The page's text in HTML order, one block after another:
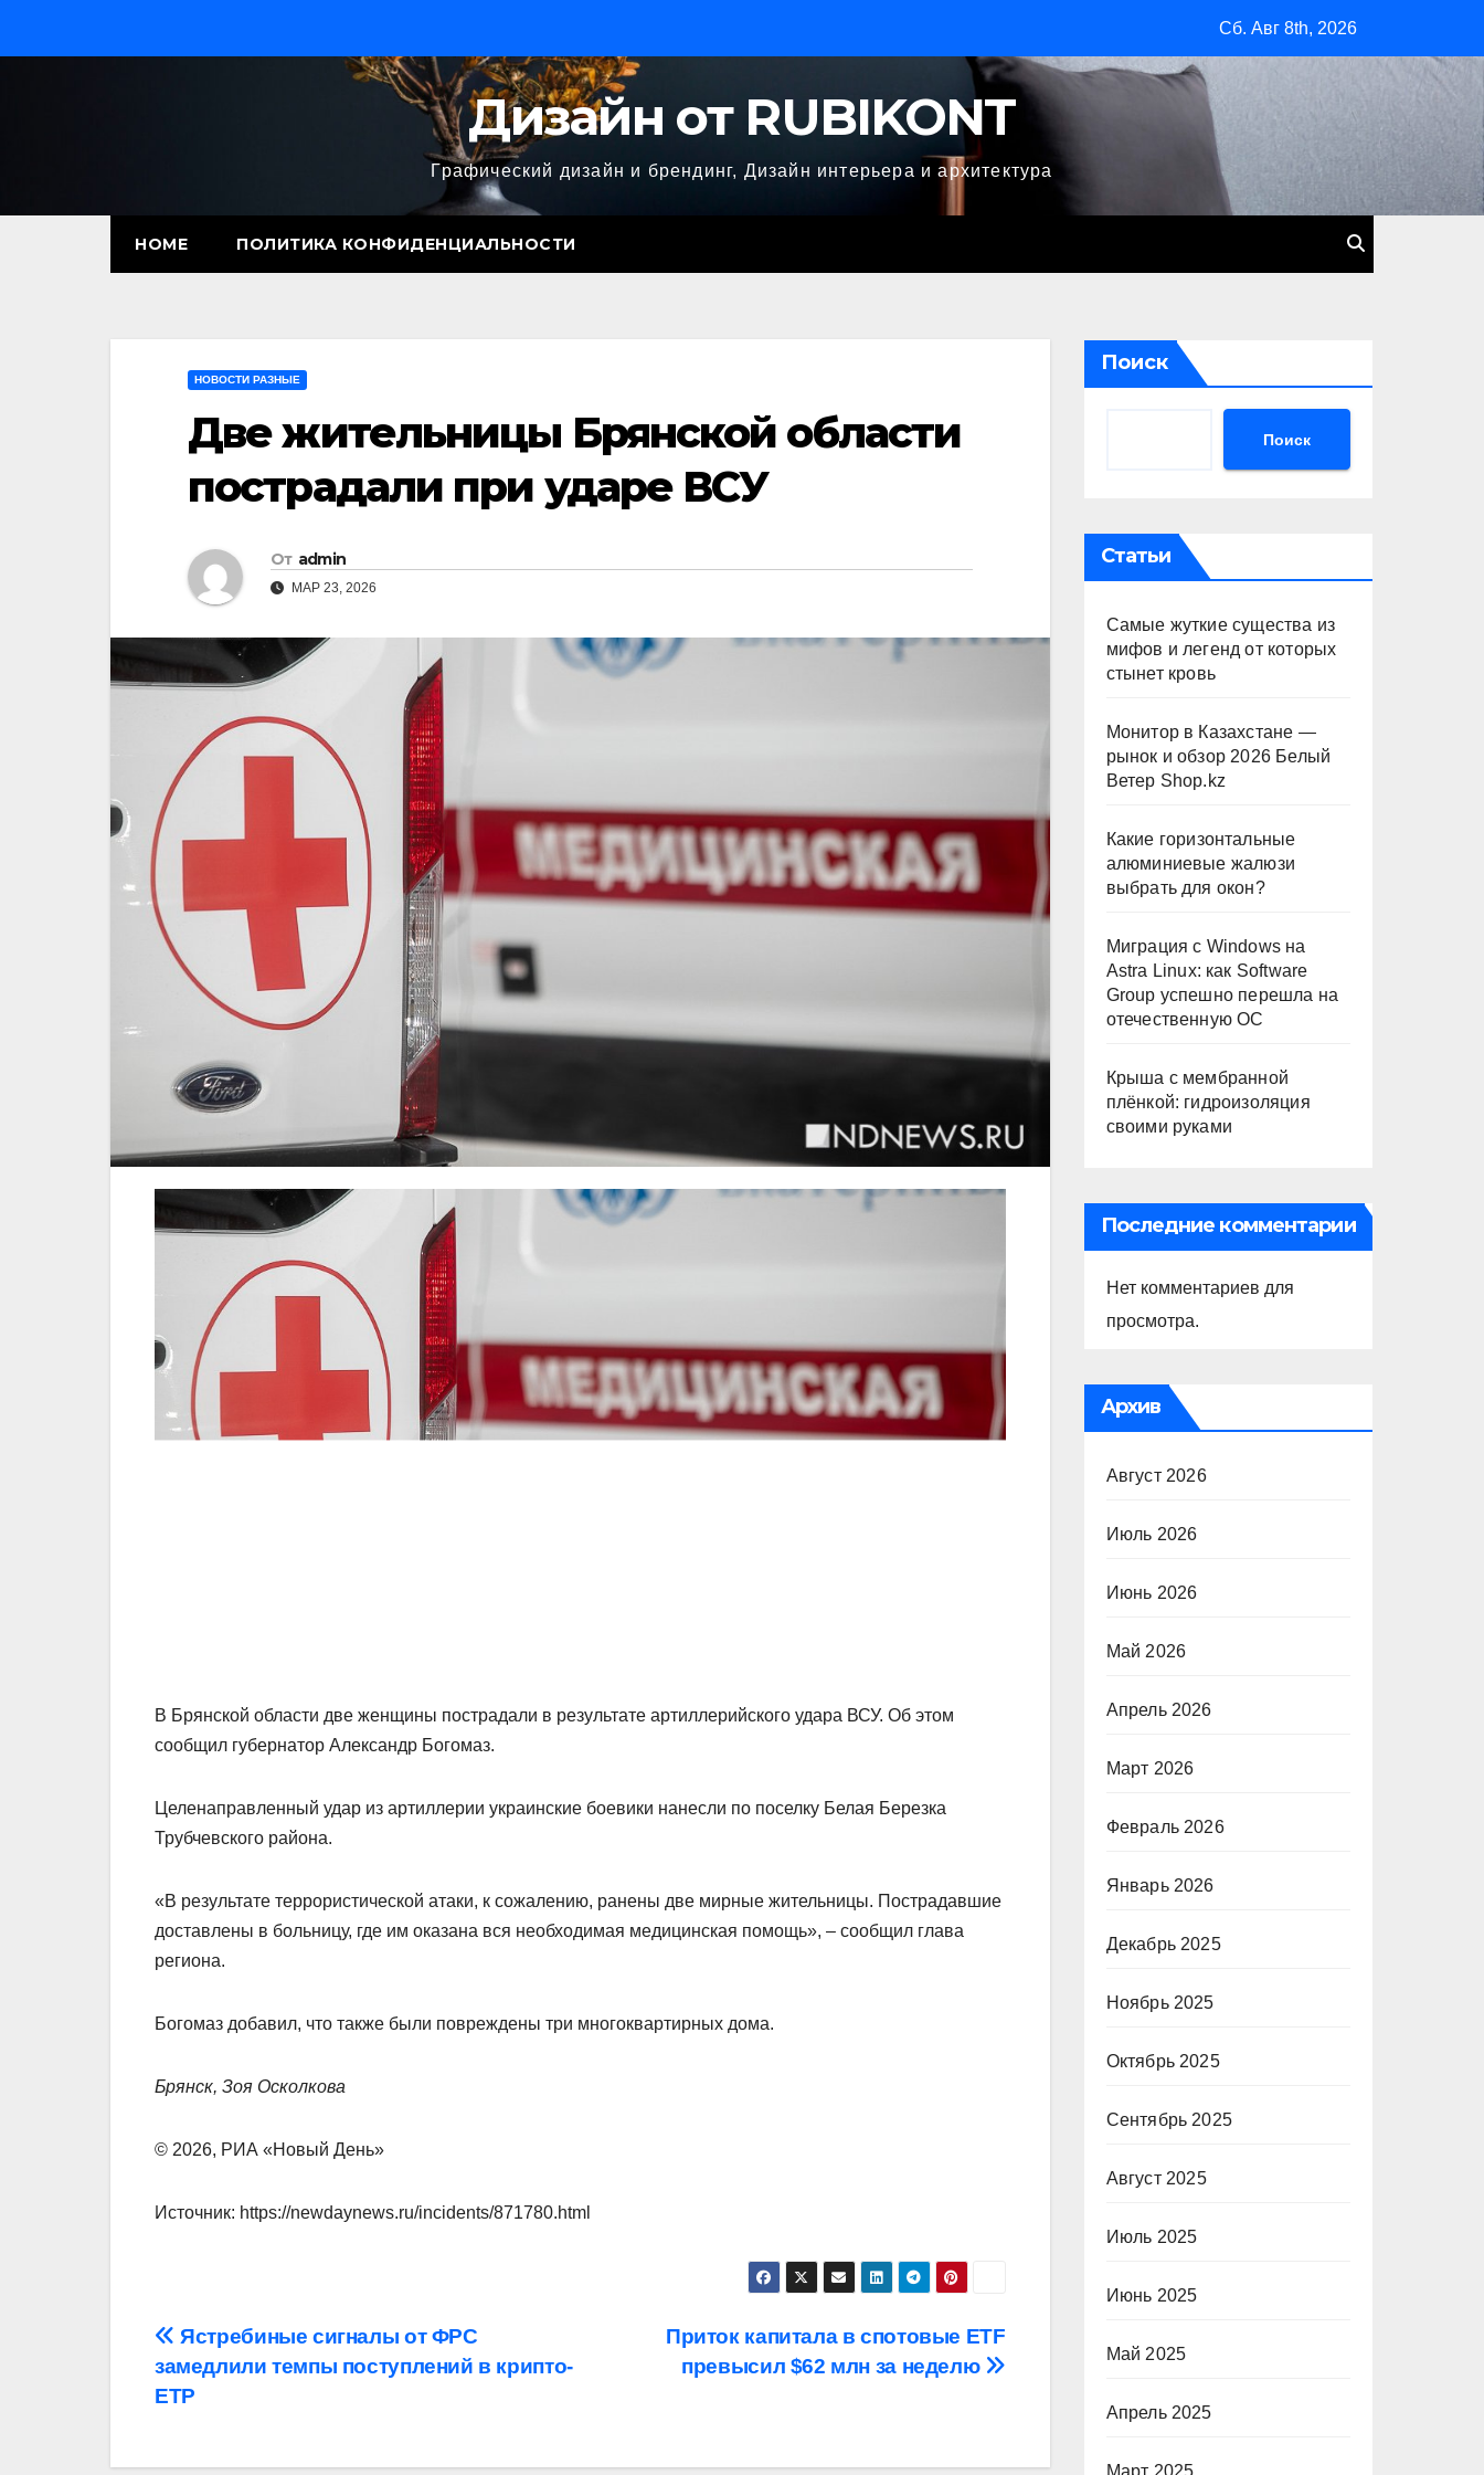
Сб. Авг 8th, 2026
Дизайн от RUBIKONT
Графический дизайн и брендинг, Дизайн интерьера и архитектура
HOME ПОЛИТИКА КОНФИДЕНЦИАЛЬНОСТИ
НОВОСТИ РАЗНЫЕ
Две жительницы Брянской области
пострадали при ударе ВСУ
От admin
МАР 23, 2026
В Брянской области две женщины пострадали в результате артиллерийского удара ВСУ. Об этом
сообщил губернатор Александр Богомаз.
Целенаправленный удар из артиллерии украинские боевики нанесли по поселку Белая Березка
Трубчевского района.
«В результате террористической атаки, к сожалению, ранены две мирные жительницы. Пострадавшие
доставлены в больницу, где им оказана вся необходимая медицинская помощь», – сообщил глава
региона.
Богомаз добавил, что также были повреждены три многоквартирных дома.
Брянск, Зоя Осколкова
© 2026, РИА «Новый День»
Источник: https://newdaynews.ru/incidents/871780.html
Навигация
по
Приток капитала в спотовые ETF
превысил $62 млн за неделю
Ястребиные сигналы от ФРС
замедлили темпы поступлений в крипто-
ETP
Поиск
Поиск
Статьи
Самые жуткие существа из
мифов и легенд от которых
стынет кровь
Монитор в Казахстане —
рынок и обзор 2026 Белый
Ветер Shop.kz
Какие горизонтальные
алюминиевые жалюзи
выбрать для окон?
Миграция с Windows на
Astra Linux: как Software
Group успешно перешла на
отечественную ОС
Крыша с мембранной
плёнкой: гидроизоляция
своими руками
Последние комментарии
Нет комментариев для
просмотра.
Архив
Август 2026
Июль 2026
Июнь 2026
Май 2026
Апрель 2026
Март 2026
Февраль 2026
Январь 2026
Декабрь 2025
Ноябрь 2025
Октябрь 2025
Сентябрь 2025
Август 2025
Июль 2025
Июнь 2025
Май 2025
Апрель 2025
Март 2025